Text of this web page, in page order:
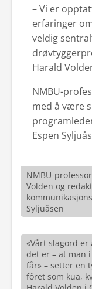
– Vi er
erfaringer
veldig
Harald
NMBU-
med å være
Espen
NMBU-
Volden og
Syljuåsen
«Vårt slagord
det er – at man
får» – setter en
fôret som kua,